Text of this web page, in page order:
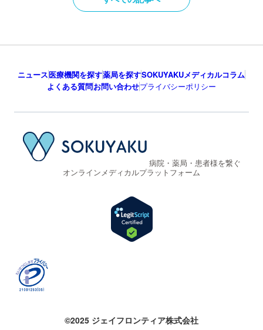
ニュース医療機関を探す薬局を探すSOKUYAKUメディカルコラム
よくある質問お問い合わせプライバシーポリシー
病院・薬局・患者様を繋ぐ
オンラインメディカルプラットフォーム
©2025 ジェイフロンティア株式会社